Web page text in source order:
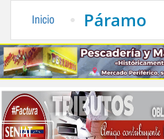
Inicio Páramo